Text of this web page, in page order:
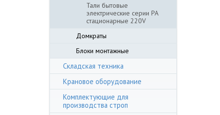
Тали бытовые
электрические серии РА
стационарные 220V
Домкраты
Блоки монтажные
Складская техника
Крановое оборудование
Комплектующие для
производства строп